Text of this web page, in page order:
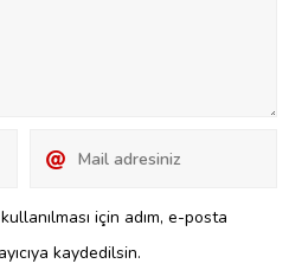
için adım, e-posta
kaydedilsin.